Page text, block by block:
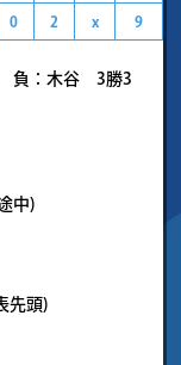
0 2 x 9
：木谷 3勝3
中)
先頭)